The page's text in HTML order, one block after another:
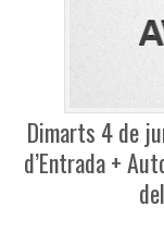
Dimarts 4 de
d’Entrada +